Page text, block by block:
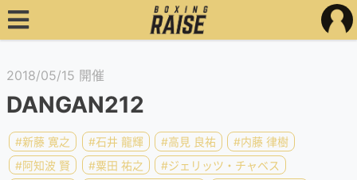
2018/05/15 開催
DANGAN212
#新藤 寛之 #石井 龍輝 #高見 良祐
#内藤 律樹
#阿知波 賢
#粟田 祐之
#ジェリッツ・チャベス